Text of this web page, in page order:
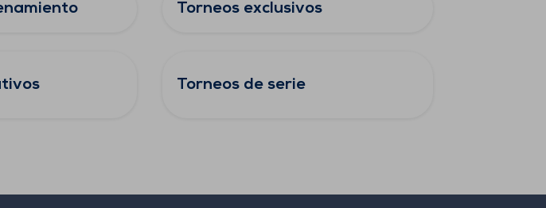
Torneos exclusivos
Torneos de serie